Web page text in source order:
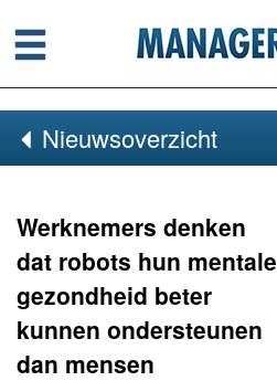
Menu
Nieuwsoverzicht
Werknemers denken
dat robots hun mentale
gezondheid beter
kunnen ondersteunen
dan mensen